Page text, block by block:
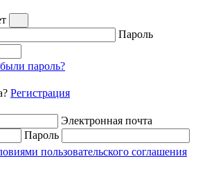
Пароль
пароль?
Регистрация
Электронная почта
Пароль
пользовательского соглашения